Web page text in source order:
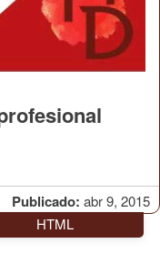
Publicado: abr 9, 2015
HTML